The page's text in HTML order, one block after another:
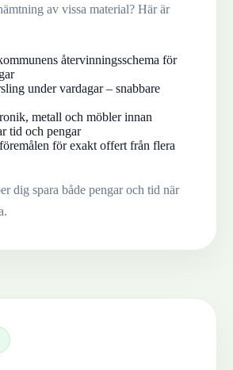
av vissa material? Här är
återvinningsschema för
under vardagar – snabbare
metall och möbler innan
tid och pengar
för exakt offert från flera
dig spara både pengar och tid när